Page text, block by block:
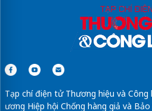
Tạp chí điện tử Thương hiệu và Công
ương Hiệp hội Chống hàng giả và